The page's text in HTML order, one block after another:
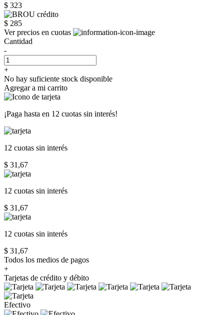
$ 323
$ 285
Ver precios en cuotas
Cantidad
-
+
No hay suficiente stock disponible
Agregar a mi carrito
¡Paga hasta en 12 cuotas sin interés!
12 cuotas sin interés
$ 31,67
12 cuotas sin interés
$ 31,67
12 cuotas sin interés
$ 31,67
Todos los medios de pagos
+
Tarjetas de crédito y débito
Efectivo